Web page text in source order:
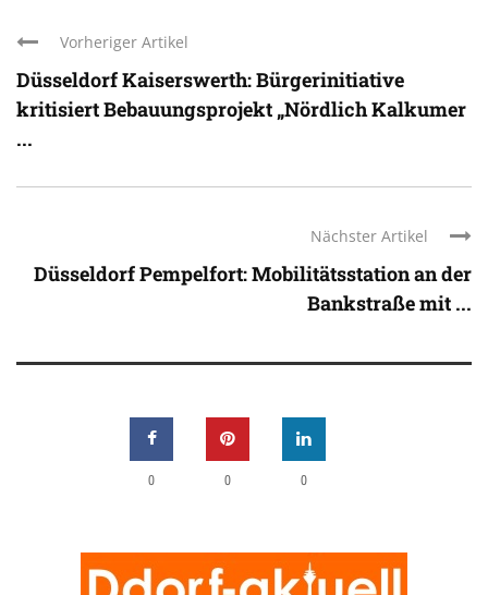
Vorheriger Artikel
Düsseldorf Kaiserswerth: Bürgerinitiative
kritisiert Bebauungsprojekt „Nördlich Kalkumer
...
Nächster Artikel
Düsseldorf Pempelfort: Mobilitätsstation an der
Bankstraße mit ...
0 0 0